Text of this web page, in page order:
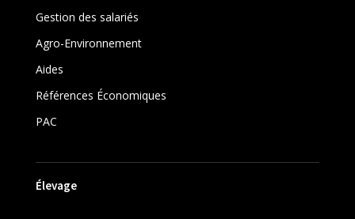
Gestion des salariés
Agro-Environnement
Aides
Références Économiques
PAC
Élevage